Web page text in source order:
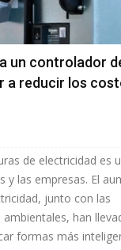
un controlador
a reducir los
de electricidad es
y las empresas. El
junto con las
han
formas más